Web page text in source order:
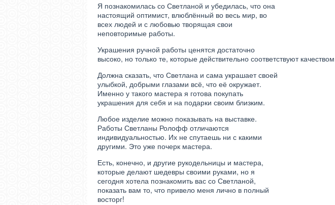
Я познакомилась со Светланой и убедилась, что она
настоящий оптимист, влюблённый во весь мир, во
всех людей и с любовью творящая свои
неповторимые работы.
Украшения ручной работы ценятся достаточно
высоко, но только те, которые действительно соответствуют
Должна сказать, что Светлана и сама украшает своей
улыбкой, добрыми глазами всё, что её окружает.
Именно у такого мастера я готова покупать
украшения для себя и на подарки своим близким.
Любое изделие можно показывать на выставке.
Работы Светланы Ролофф отличаются
индивидуальностью. Их не спутаешь ни с какими
другими. Это уже почерк мастера.
Есть, конечно, и другие рукодельницы и мастера,
которые делают шедевры своими руками, но я
сегодня хотела познакомить вас со Светланой,
показать вам то, что привело меня лично в полный
восторг!